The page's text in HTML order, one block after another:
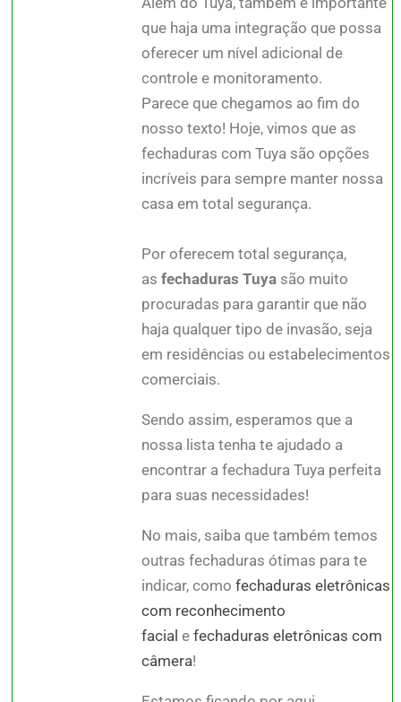
que haja uma integração que possa
oferecer um nível adicional de
controle e monitoramento.
Parece que chegamos ao fim do
nosso texto! Hoje, vimos que as
fechaduras com Tuya são opções
incríveis para sempre manter nossa
casa em total segurança.
Por oferecem total segurança,
asfechaduras Tuya são muito
procuradas para garantir que não
haja qualquer tipo de invasão, seja
em residências ou estabelecimentos
comerciais.
Sendo assim, esperamos que a
nossa lista tenha te ajudado a
encontrar a fechadura Tuya perfeita
para suas necessidades!
No mais, saiba que também temos
outras fechaduras ótimas para te
indicar, comofechaduras eletrônicas
com reconhecimento
facial efechaduras eletrônicas com
câmera!